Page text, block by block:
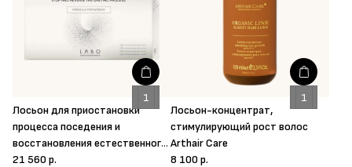
Лосьон для приостановки
процесса поседения и
восстановления естественного
цвета волос для женщин (40
21 560 р.
Лосьон-концентрат,
стимулирующий рост волос
Arthair Care
8 100 р.